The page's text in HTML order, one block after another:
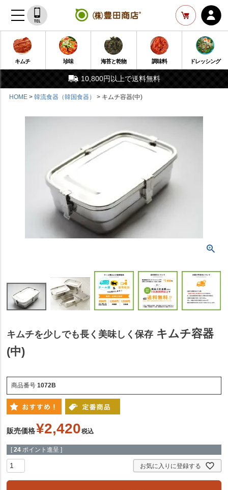
キムチ 珍味 海苔と乾物 調味料 ドレッシング
10,800円以上で送料無料
HOME 韓流食器（韓国食器） キムチ容器(中)
キムチを少しでも長く美味しく保存 キムチ容器
(中)
商品番号 1072B
販売価格¥2,420税込
[ 24 ポイント進呈 ]
お気に入りに登録する